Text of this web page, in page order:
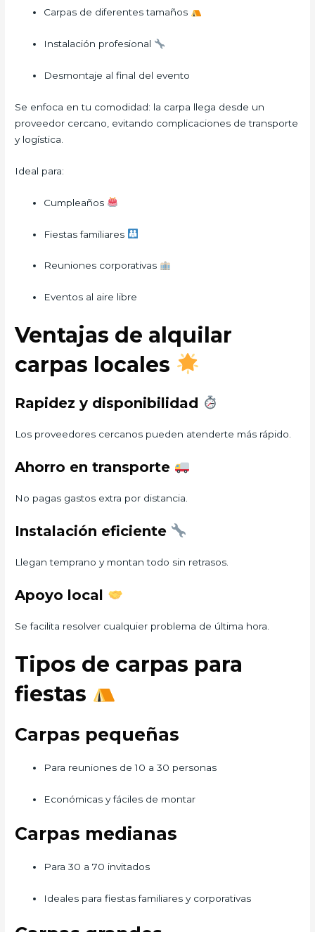
Carpas de diferentes tamaños
Instalación profesional
Desmontaje al final del evento
Se enfoca en tu comodidad: la carpa llega desde un
proveedor cercano, evitando complicaciones de transporte
y logística.
Ideal para:
Cumpleaños
Fiestas familiares
Reuniones corporativas
Eventos al aire libre
Ventajas de alquilar
carpas locales
Rapidez y disponibilidad
Los proveedores cercanos pueden atenderte más rápido.
Ahorro en transporte
No pagas gastos extra por distancia.
Instalación eficiente
Llegan temprano y montan todo sin retrasos.
Apoyo local
Se facilita resolver cualquier problema de última hora.
Tipos de carpas para
fiestas
Carpas pequeñas
Para reuniones de 10 a 30 personas
Económicas y fáciles de montar
Carpas medianas
Para 30 a 70 invitados
Ideales para fiestas familiares y corporativas